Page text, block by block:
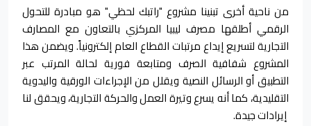
من ناحية أخرى تبنينا مشروع "راتبك لحظي" هو مبادرة للتحول
الرقمي أطلقها مصرف ليبيا المركزي بالتعاون مع المصارف
التجارية لتسريع إيداع مرتبات القطاع العام إلكترونياً. ويضمن هذا
المشروع شفافية الصرف ومتابعة فورية لحالة المرتب عبر
التطبيق أو الرسائل النصية ويقلل من الإجراءات الورقية واليدوية
التقليدية، كما أنه يسرع وتيرة العمل والحركة التجارية، ويحقق لنا
إيرادات جيدة.